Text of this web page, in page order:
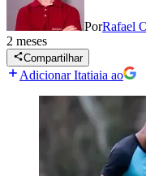
PorRafael
2 meses
Compartilhar
Adicionar Itatiaia ao